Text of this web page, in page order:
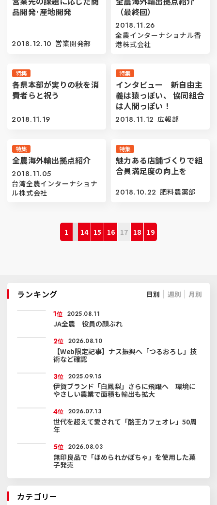
品開発･産地開発
2018.12.10 営業開発部
（最終回）
2018.11.26
全農インターナショナル香
港株式会社
特集
各県本部が実りの秋を消
費者らと祝う
2018.11.19
特集
インタビュー 新自由主
義は猿っぽい、 協同組合
は人間っぽい！
2018.11.12 広報部
特集
全農海外輸出拠点紹介
2018.11.05
台湾全農インターナショナ
ル株式会社
特集
魅力ある店舗づくりで組
合員満足度の向上を
2018.10.22 肥料農薬部
1 14 15 16 17 18 19
ランキング 日別 週別 月別
1位 2025.08.11
JA全農 役員の顔ぶれ
2位 2026.08.10
【Web限定記事】ナス振興へ「つるおろし」技
術など確認
3位 2025.09.15
伊賀ブランド「白鳳梨」さらに飛躍へ 環境に
やさしい農業で面積も輸出も拡大
4位 2026.07.13
世代を超えて愛されて「酪王カフェオレ」50周
年
5位 2026.08.03
無印良品で「ほめられかぼちゃ」を使用した菓
子発売
カテゴリー